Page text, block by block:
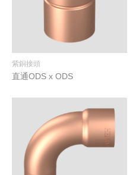
紫銅接頭
直通ODS x ODS